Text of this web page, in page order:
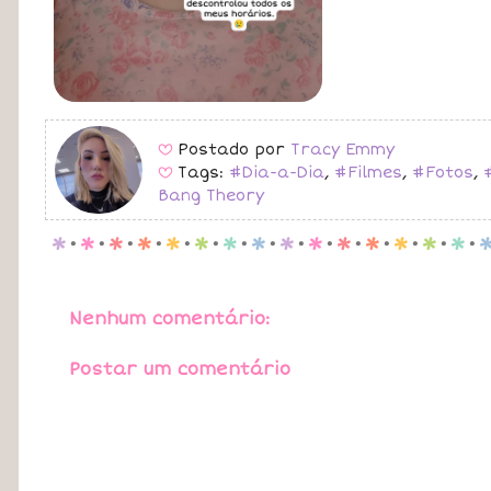
B Postado por Tracy Emmy
B Tags: #Dia-a-Dia, #Filmes, #Fotos,
Bang Theory
p . p . p . p . p . p . p . p . p . p . p . p . p . p . p .
Nenhum comentário:
Postar um comentário